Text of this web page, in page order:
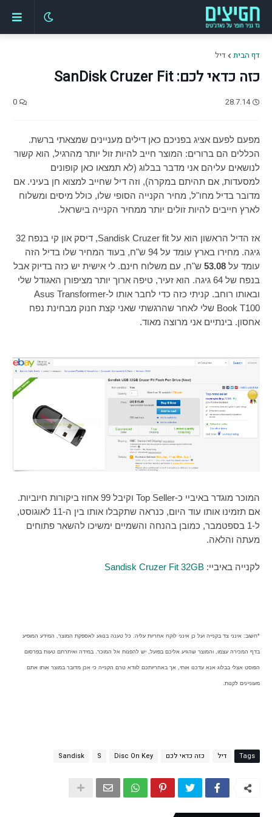
דף הבית דיל
כזה כדאי לכם: SanDisk Cruzer Fit
28.7.14
0
מפעם לפעם אציג בפניכם כאן דילים מעניינים שמצאתי ברשת.
הכללים הם ברורים: המוצר חייב להיות זול יותר מהרגיל, הוא קשור
לנושאים עליהם אני מדבר בבלוג (לא תמצאו כאן קופונים
למסעדות, אם תהיתם במקרה), וזה דיל שחייב למצוא חן בעיני. אם
מדובר בדיל מחו"ל, מחיר הקנייה הסופי שלו, כולל מיסים ומשלוח
לארץ חייבים להיות זולים יותר ממחיר הקנייה בישראל.
אז הדיל הראשון הוא על Sandisk Cruzer fit
, דיסק און קי בנפח 32
גיגה. מחירו בארץ עומד על 94 ש"ח, בעוד המחיר שלו בדיל הזה
עומד על 53.08 ש"ח, עם משלוח חינם. לי אישית יש כזה בדיוק אבל
בנפח של 64 גיגה. הוא זעיר, טיפה ארוך יותר מציפורן האגודל שלי
ובאותו רוחב. קניתי כזה כדי לחבר אותו ל-Asus Transformer
Book T100 שלי לאחר שהרגשתי שאני קצת חנוק מבחינת נפח
אחסון. בינתיים אני מרוצה מאוד.
המוכר מוגדר באיביי כ-Top Seller
וקיבל 99 אחוז ביקורות חיוביות.
אם תזמינו אותו עוד היום, כנראה שתקבלו אותו בין ה-11 לאוגוסט,
ל-1 בספטמבר, כמובן בהנחה והשמיים ימשיכו להשאר פתוחים
מעתה והלאה.
לקנייה באיביי: Sandisk Cruzer Fit 32GB
*חשוב: אינני צד בקנייה ועל כן אינני לוקח אחריות עליה. כל טענה בנוגע לאספקת המוצר, המידע המופיע
בדף המכירה עצמו, והמוצר שהגיע אליכם בפועל, יש להפנות אל המוכר. במידה ואיתרתם טעות בפרסום
הפוסט אצלי בבלוג אנא עדכנו אותי, אך באחריותכם לוודא טרם הקנייה כי אכן מדובר במוצר אותו אתם
מעוניינים לקנות.
Tags דיל כזה כדאי לכם Disc On Key
S
Sandisk